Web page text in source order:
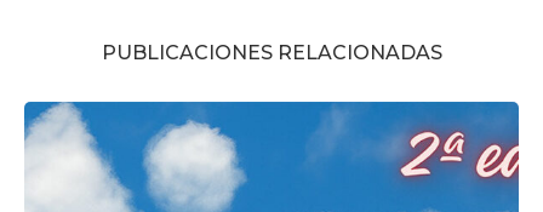
PUBLICACIONES RELACIONADAS